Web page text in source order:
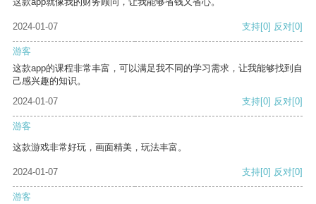
2024-01-07 支持[0] 反对[0]
游客
这款app的课程非常丰富，可以满足我不同的学习需求，让我能够找到自
己感兴趣的知识。
2024-01-07
支持[0] 反对[0]
游客
这款游戏非常好玩，画面精美，玩法丰富。
2024-01-07 支持[0] 反对[0]
游客